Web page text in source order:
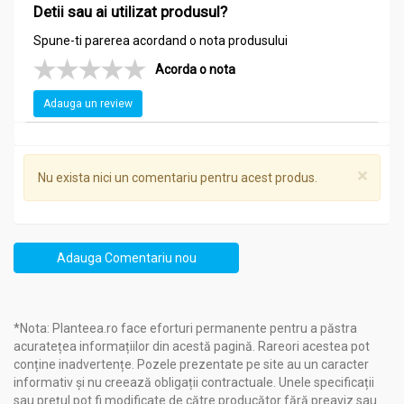
înlocuiască un regim alimentar variat si echilibrat si un mod de
viată sănătos.
A nu se depăși doza recomandata pentru consumul zilnic.
A nu se lăsa la îndemâna si la vederea copiilor mici.
Copii peste 12 ani: 1 capsula pe zi, pe stomacul gol;
Se administrează de la apariția primelor semne de disconfort
la nivel urinar (durere, urinari frecvente, iritație).
Detii sau ai utilizat produsul?
Spune-ti parerea acordand o nota produsului
Acorda o nota
Adauga un review
×
Nu exista nici un comentariu pentru acest produs.
Adauga Comentariu nou
*Nota: Planteea.ro face eforturi permanente pentru a păstra
acuratețea informațiilor din acestă pagină. Rareori acestea pot
conține inadvertențe. Pozele prezentate pe site au un caracter
informativ și nu creează obligații contractuale. Unele specificații
sau prețul pot fi modificate de către producător fără preaviz sau